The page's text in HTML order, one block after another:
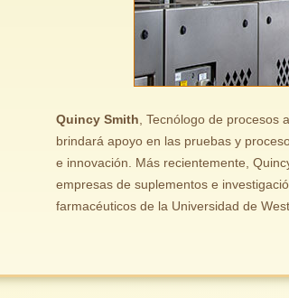
Quincy Smith , Tecnólogo de
brindará apoyo en las pruebas y
e innovación. Más recientemente,
empresas de suplementos e
farmacéuticos de la Universidad de